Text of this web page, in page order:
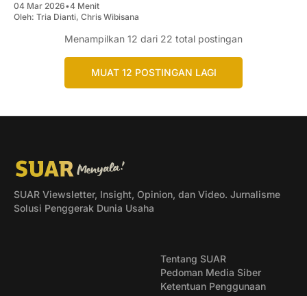
04 Mar 2026•4 Menit
Oleh: Tria Dianti, Chris Wibisana
Menampilkan 12 dari 22 total postingan
MUAT 12 POSTINGAN LAGI
SUAR Viewsletter, Insight, Opinion, dan Video. Jurnalisme
Solusi Penggerak Dunia Usaha
Tentang SUAR
Pedoman Media Siber
Ketentuan Penggunaan